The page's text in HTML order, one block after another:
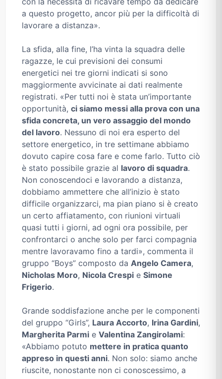
a questo progetto, ancor più per la difficoltà di
lavorare a distanza».
La sfida, alla fine, l’ha vinta la squadra delle
ragazze, le cui previsioni dei consumi
energetici nei tre giorni indicati si sono
maggiormente avvicinate ai dati realmente
registrati. «Per tutti noi è stata un’importante
opportunità, ci siamo messi alla prova con una
sfida concreta, un vero assaggio del mondo
del lavoro. Nessuno di noi era esperto del
settore energetico, in tre settimane abbiamo
dovuto capire cosa fare e come farlo. Tutto ciò
è stato possibile grazie al lavoro di squadra.
Non conoscendoci e lavorando a distanza,
dobbiamo ammettere che all’inizio è stato
difficile organizzarci, ma pian piano si è creato
un certo affiatamento, con riunioni virtuali
quasi tutti i giorni, ad ogni ora possibile, per
confrontarci o anche solo per farci compagnia
mentre lavoravamo fino a tardi», commenta il
gruppo “Boys” composto da Angelo Camera,
Nicholas Moro, Nicola Crespi e Simone
Frigerio.
Grande soddisfazione anche per le componenti
del gruppo “Girls”, Laura Accorto, Irina Gardini,
Margherita Parmi e Valentina Zangirolami:
«Abbiamo potuto mettere in pratica quanto
appreso in questi anni. Non solo: siamo anche
riuscite, nonostante non ci conoscessimo, a